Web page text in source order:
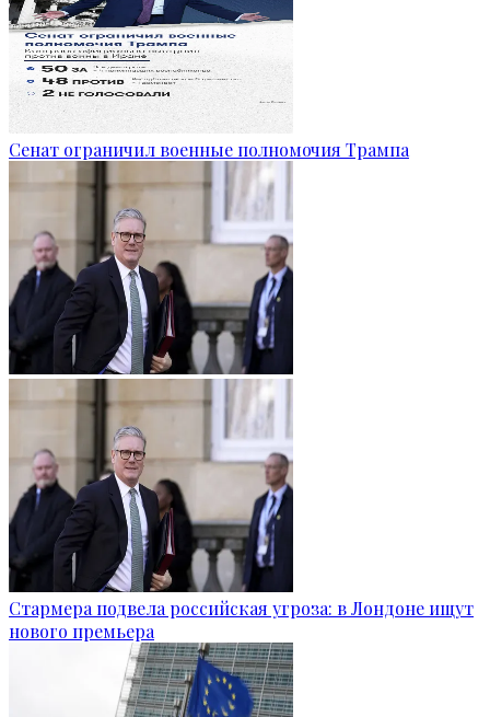
Сенат ограничил военные полномочия Трампа
Стармера подвела российская угроза: в Лондоне ищут
нового премьера